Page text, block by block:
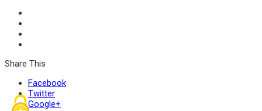
Share This
Facebook
Twitter
Google+